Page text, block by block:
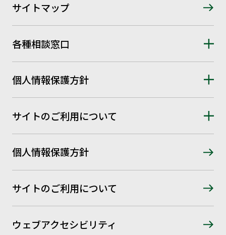
サイトマップ
各種相談窓口
個人情報保護方針
サイトのご利用について
個人情報保護方針
サイトのご利用について
ウェブアクセシビリティ